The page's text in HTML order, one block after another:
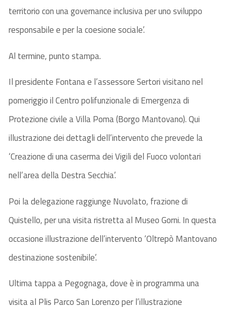
territorio con una governance inclusiva per uno sviluppo
responsabile e per la coesione sociale’.
Al termine, punto stampa.
Il presidente Fontana e l’assessore Sertori visitano nel
pomeriggio il Centro polifunzionale di Emergenza di
Protezione civile a Villa Poma (Borgo Mantovano). Qui
illustrazione dei dettagli dell’intervento che prevede la
‘Creazione di una caserma dei Vigili del Fuoco volontari
nell’area della Destra Secchia’.
Poi la delegazione raggiunge Nuvolato, frazione di
Quistello, per una visita ristretta al Museo Gorni. In questa
occasione illustrazione dell’intervento ‘Oltrepò Mantovano
destinazione sostenibile’.
Ultima tappa a Pegognaga, dove è in programma una
visita al Plis Parco San Lorenzo per l’illustrazione